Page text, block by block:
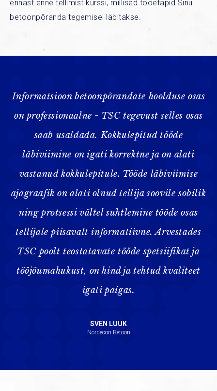
Informatsioon betoonpõrandate hoolduse osas
on professionaalne - TSC tegevust selles osas
saab usaldada. Kokkulepitud tööde
läbiviimine on igati korrektne ja on alati
vastanud kokkulepitule. Tööde läbiviimise
ajagraafik on alati olnud tellija soovile sobilik
ning protsessi vältel suhtlemine tööde osas
tellijale piisavalt informatiivne. Arvestades
TSC poolt teostatavate tööde spetsiifikat ja
tööjõumahukust, on hind ja tehtud kvaliteet
igati paigas.
SVEN LUUK
Nordecon Betoon
ennast enne tellimist kurssi, millised tööetapid Sinu
betoonpõranda tegemisel läbitakse.